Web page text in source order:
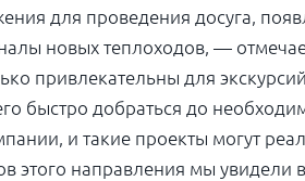
для проведения досуга,
новых теплоходов, —
привлекательны для
быстро добраться до
и такие проекты могут
этого направления мы увидели